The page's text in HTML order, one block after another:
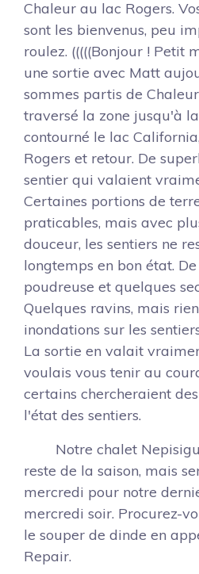
Chaleur au lac Rogers.
sont les bienvenus, peu
roulez. (((((Bonjour ! Petit
une sortie avec Matt
sommes partis de
traversé la zone jusqu'à
contourné le lac
Rogers et retour. De
sentier qui valaient
Certaines portions de
praticables, mais avec
douceur, les sentiers ne
longtemps en bon état.
poudreuse et quelques
Quelques ravins, mais
inondations sur les
La sortie en valait
voulais vous tenir au
certains chercheraient
l'état des sentiers.
Notre chalet
reste de la saison, mais
mercredi pour notre
mercredi soir. Procurez-
le souper de dinde en
Repair.